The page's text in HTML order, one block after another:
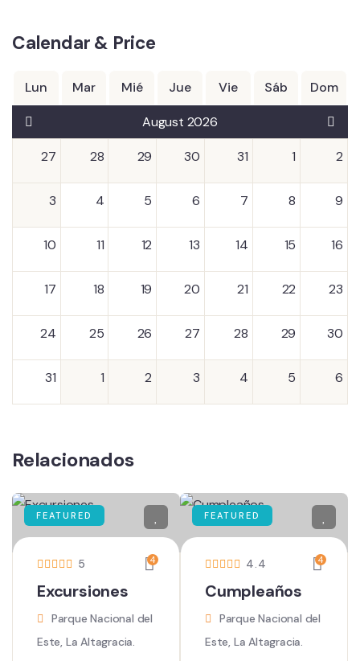
Calendar & Price
Lun Mar Mié Jue Vie Sáb Dom
August 2026
27 28 29 30 31 1 2
3 4 5 6 7 8 9
10 11 12 13 14 15 16
17 18 19 20 21 22 23
24 25 26 27 28 29 30
31 1 2 3 4 5 6
Relacionados
FEATURED
5 4
Excursiones
Parque Nacional del
Este, La Altagracia.
FEATURED
4.4 4
Cumpleaños
Parque Nacional del
Este, La Altagracia.